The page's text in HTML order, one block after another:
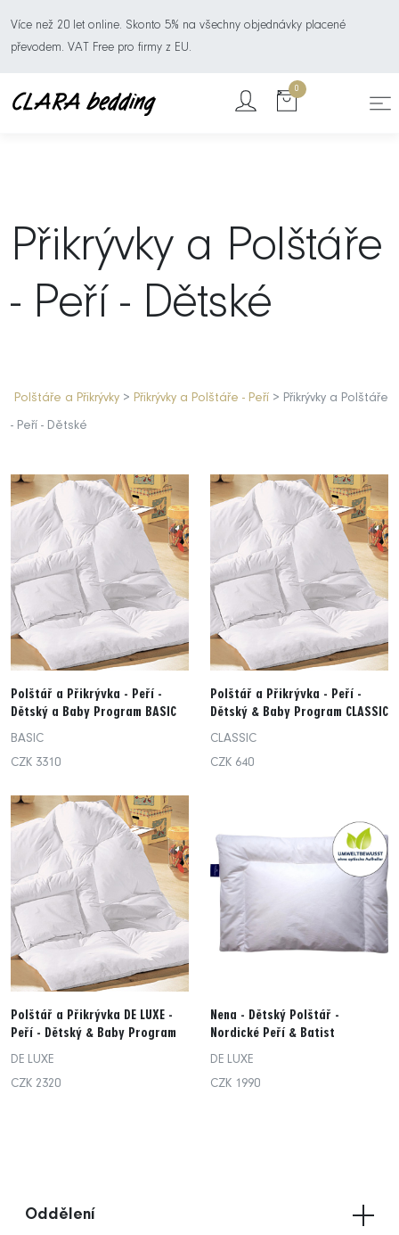
Více než 20 let online. Skonto 5% na všechny objednávky placené
převodem. VAT Free pro firmy z EU.
0
Přikrývky a Polštáře
- Peří - Dětské
Polštáře a Přikrývky > Přikrývky a Polštáře - Peří > Přikrývky a Polštáře
- Peří - Dětské
Polštář a Přikrývka - Peří -
Dětský a Baby Program BASIC
BASIC
CZK 3310
Polštář a Přikrývka - Peří -
Dětský & Baby Program CLASSIC
CLASSIC
CZK 640
Polštář a Přikrývka DE LUXE -
Peří - Dětský & Baby Program
DE LUXE
CZK 2320
Nena - Dětský Polštář -
Nordické Peří & Batist
DE LUXE
CZK 1990
Oddělení